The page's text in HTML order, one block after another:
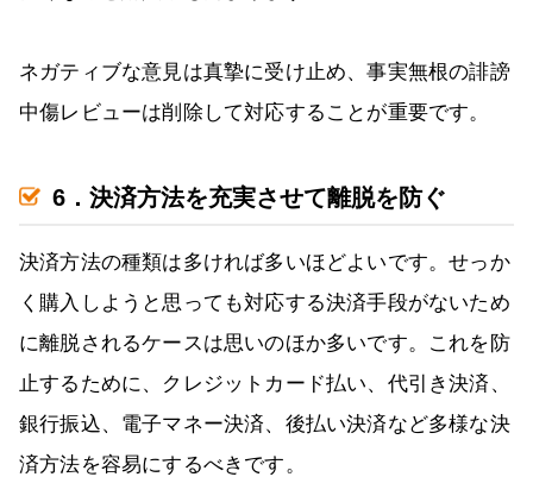
ネガティブな意見は真摯に受け止め、事実無根の誹謗
中傷レビューは削除して対応することが重要です。
6．決済方法を充実させて離脱を防ぐ
決済方法の種類は多ければ多いほどよいです。せっか
く購入しようと思っても対応する決済手段がないため
に離脱されるケースは思いのほか多いです。これを防
止するために、クレジットカード払い、代引き決済、
銀行振込、電子マネー決済、後払い決済など多様な決
済方法を容易にするべきです。